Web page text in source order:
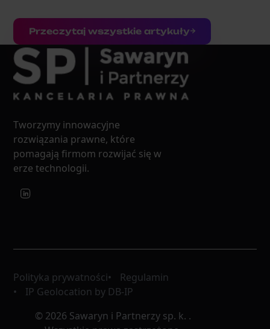
Przeczytaj wszystkie artykuły
Tworzymy innowacyjne
rozwiązania prawne, które
pomagają firmom rozwijać się w
erze technologii.
Polityka prywatności
Regulamin
IP Geolocation by DB-IP
© 2026 Sawaryn i Partnerzy sp. k. .